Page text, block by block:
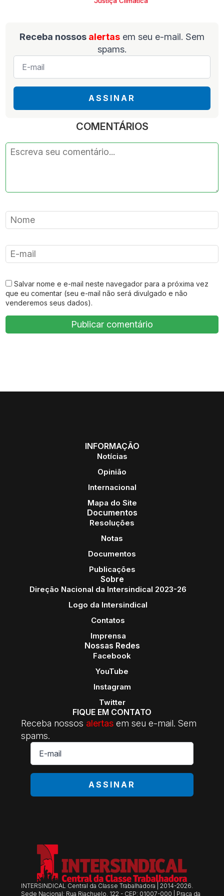
Receba nossos alertas em seu e-mail. Sem
spams.
E-
mail
ASSINAR
COMENTÁRIOS
Salvar nome e e-mail neste navegador para a próxima vez
que eu comentar (seu e-mail não será divulgado e não
venderemos seus dados).
INFORMAÇÃO
Notícias
Opinião
Internacional
Mapa do Site
Documentos
Resoluções
Notas
Documentos
Publicações
Sobre
Direção Nacional da Intersindical 2023-26
Logo da Intersindical
Contatos
Imprensa
Nossas Redes
Facebook
YouTube
Instagram
Twitter
FIQUE EM CONTATO
Receba nossos alertas em seu e-mail. Sem
spams.
E-
mail
ASSINAR
INTERSINDICAL Central da Classe Trabalhadora | 2014-2026.
Sede Nacional: Rua Riachuelo, 122 - CEP: 01007-000 | Praça da